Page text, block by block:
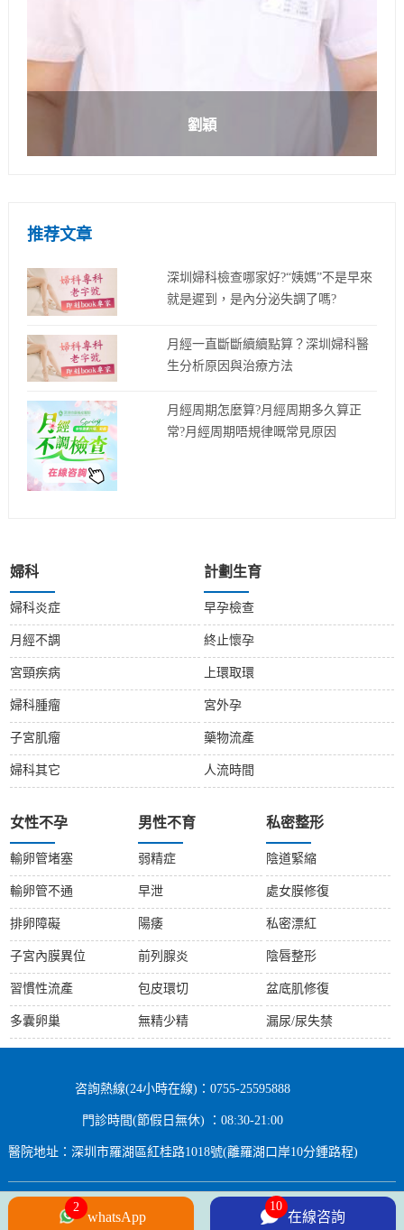
劉穎
推荐文章
深圳婦科檢查哪家好?“姨媽”不是早來
就是遲到，是內分泌失調了嗎?
月經一直斷斷續續點算？深圳婦科醫
生分析原因與治療方法
月經周期怎麼算?月經周期多久算正
常?月經周期唔規律嘅常見原因
婦科
婦科炎症
月經不調
宮頸疾病
婦科腫瘤
子宮肌瘤
婦科其它
計劃生育
早孕檢查
終止懷孕
上環取環
宮外孕
藥物流產
人流時間
女性不孕
輸卵管堵塞
輸卵管不通
排卵障礙
子宮內膜異位
習慣性流產
多囊卵巢
男性不育
弱精症
早泄
陽痿
前列腺炎
包皮環切
無精少精
私密整形
陰道緊縮
處女膜修復
私密漂紅
陰唇整形
盆底肌修復
漏尿/尿失禁
咨詢熱線(24小時在線)：0755-25595888
門診時間(節假日無休) ：08:30-21:00
醫院地址：深圳市羅湖區紅桂路1018號(離羅湖口岸10分鍾路程)
Copyright © 2024 All rights Reserved.
whatsApp 在線咨詢